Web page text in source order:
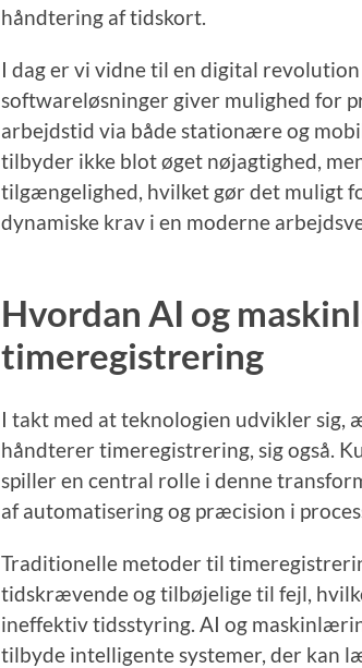
håndtering af tidskort.
I dag er vi vidne til en digital
softwareløsninger giver mulighed for
arbejdstid via både stationære og
tilbyder ikke blot øget nøjagtighed,
tilgængelighed, hvilket gør det muligt
dynamiske krav i en moderne
Hvordan AI og
timeregistrering
I takt med at teknologien udvikler sig,
håndterer timeregistrering, sig også.
spiller en central rolle i denne
af automatisering og præcision i
Traditionelle metoder til
tidskrævende og tilbøjelige til fejl,
ineffektiv tidsstyring. AI og
tilbyde intelligente systemer, der kan